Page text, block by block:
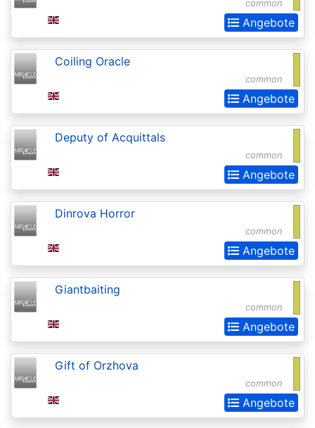
Pack
Promos
Coldsnap
Coldsnap:
Theme
Decks
Commander
Commander
2013
2014
Commander
Commander
2016
Commander
2017
common
Angebote
common
Coiling Oracle
Angebote
common
Deputy of Acquittals
Angebote
common
Dinrova Horror
Angebote
common
Giantbaiting
Angebote
common
Gift of Orzhova
Angebote